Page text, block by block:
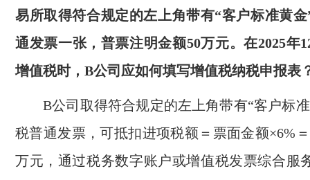
易所取得符合规定的左上角带有“客户标准黄
通发票一张，普票注明金额50万元。在2025年
增值税时，B公司应如何填写增值税纳税申报表
B公司取得符合规定的左上角带有“客户标
税普通发票，可抵扣进项税额＝票面金额×6%
万元，通过税务数字账户或增值税发票综合服